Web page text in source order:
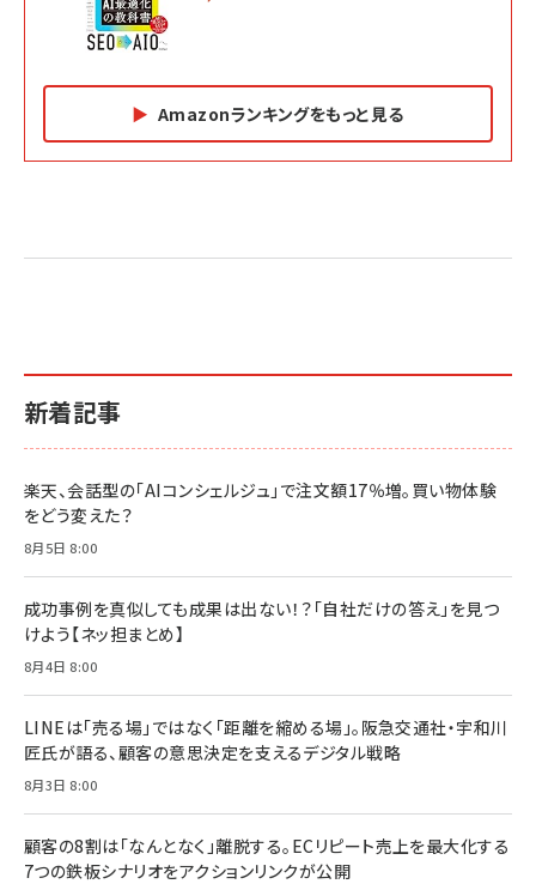
Amazonランキングをもっと見る
2億円を売り上げたプロが教える note×AI 最強の
小さな会社は戦略が9割
￥1,815
る時代の成長戦略
￥2,420
￥2,200
anan(アンアン)2026/07/01号 No.2501[魅せる
anan(アンアン)2026/06/24号 No.2500増刊
anan(アンアン)2026/07/08号 No.2502[2026
ママ投資家が育休中に１億貯めた株式投資
￥1,870
組織の成果を最大化する ルールのデザイン
￥1,980
Amazonランキングをもっと見る
ベインキャピタル 企業価値向上力の秘密
ルな本質」
￥2,750
新着記事
楽天、会話型の「AIコンシェルジュ」で注文額17％増。買い物体験
をどう変えた？
8月5日 8:00
成功事例を真似しても成果は出ない！？「自社だけの答え」を見つ
けよう【ネッ担まとめ】
8月4日 8:00
LINEは「売る場」ではなく「距離を縮める場」。阪急交通社・宇和川
匠氏が語る、顧客の意思決定を支えるデジタル戦略
8月3日 8:00
顧客の8割は「なんとなく」離脱する。ECリピート売上を最大化する
7つの鉄板シナリオをアクションリンクが公開